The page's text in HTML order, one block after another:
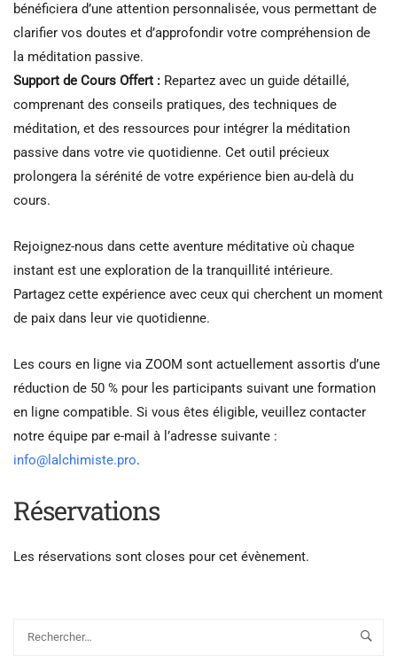
bénéficiera d’une attention personnalisée, vous permettant de
clarifier vos doutes et d’approfondir votre compréhension de
la méditation passive.
Support de Cours Offert : Repartez avec un guide détaillé,
comprenant des conseils pratiques, des techniques de
méditation, et des ressources pour intégrer la méditation
passive dans votre vie quotidienne. Cet outil précieux
prolongera la sérénité de votre expérience bien au-delà du
cours.
Rejoignez-nous dans cette aventure méditative où chaque
instant est une exploration de la tranquillité intérieure.
Partagez cette expérience avec ceux qui cherchent un moment
de paix dans leur vie quotidienne.
Les cours en ligne via ZOOM sont actuellement assortis d’une
réduction de 50 % pour les participants suivant une formation
en ligne compatible. Si vous êtes éligible, veuillez contacter
notre équipe par e-mail à l’adresse suivante :
info@lalchimiste.pro.
Réservations
Les réservations sont closes pour cet évènement.